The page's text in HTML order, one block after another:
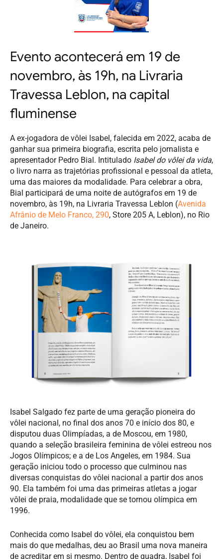
Evento acontecerá em 19 de
novembro, às 19h, na Livraria
Travessa Leblon, na capital
fluminense
A ex-jogadora de vôlei Isabel, falecida em 2022, acaba de
ganhar sua primeira biografia, escrita pelo jornalista e
apresentador Pedro Bial. Intitulado Isabel do vôlei da vida,
o livro narra as trajetórias profissional e pessoal da atleta,
uma das maiores da modalidade. Para celebrar a obra,
Bial participará de uma noite de autógrafos em 19 de
novembro, às 19h, na Livraria Travessa Leblon (Avenida
Afrânio de Melo Franco, 290, Store 205 A, Leblon), no Rio
de Janeiro.
Isabel Salgado fez parte de uma geração pioneira do
vôlei nacional, no final dos anos 70 e início dos 80, e
disputou duas Olimpíadas, a de Moscou, em 1980,
quando a seleção brasileira feminina de vôlei estreou nos
Jogos Olímpicos; e a de Los Angeles, em 1984. Sua
geração iniciou todo o processo que culminou nas
diversas conquistas do vôlei nacional a partir dos anos
90. Ela também foi uma das primeiras atletas a jogar
vôlei de praia, modalidade que se tornou olímpica em
1996.
Conhecida como Isabel do vôlei, ela conquistou bem
mais do que medalhas, deu ao Brasil uma nova maneira
de acreditar em si mesmo. Dentro de quadra, Isabel foi